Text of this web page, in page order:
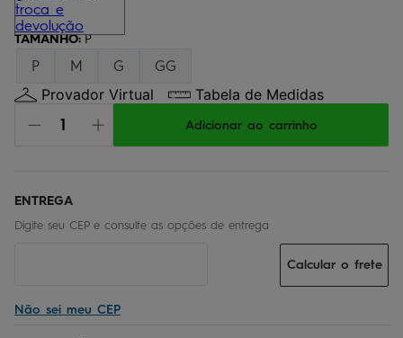
TAMANHO: P
P M G GG
Provador Virtual Tabela de Medidas
Adicionar ao carrinho
Não sei meu CEP
Calcular o frete